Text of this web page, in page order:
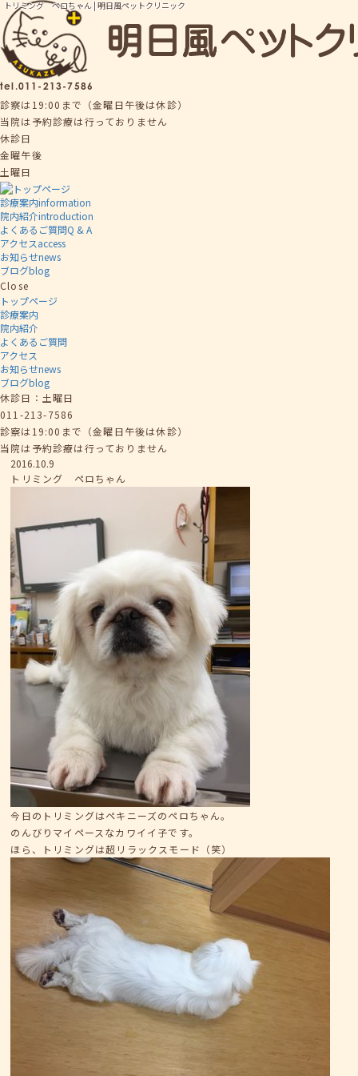
トリミング ペロちゃん | 明日風ペットクリニック
tel.011-213-7586
診察は19:00まで（金曜日午後は休診）
当院は予約診療は行っておりません
休診日
金曜午後
土曜日
診療案内information
院内紹介introduction
よくあるご質問Q & A
アクセスaccess
お知らせnews
ブログblog
Close
トップページ
診療案内
院内紹介
よくあるご質問
アクセス
お知らせnews
ブログblog
休診日：土曜日
011-213-7586
診察は19:00まで（金曜日午後は休診）
当院は予約診療は行っておりません
2016.10.9
トリミング ペロちゃん
今日のトリミングはペキニーズのペロちゃん。
のんびりマイペースなカワイイ子です。
ほら、トリミングは超リラックスモード（笑）